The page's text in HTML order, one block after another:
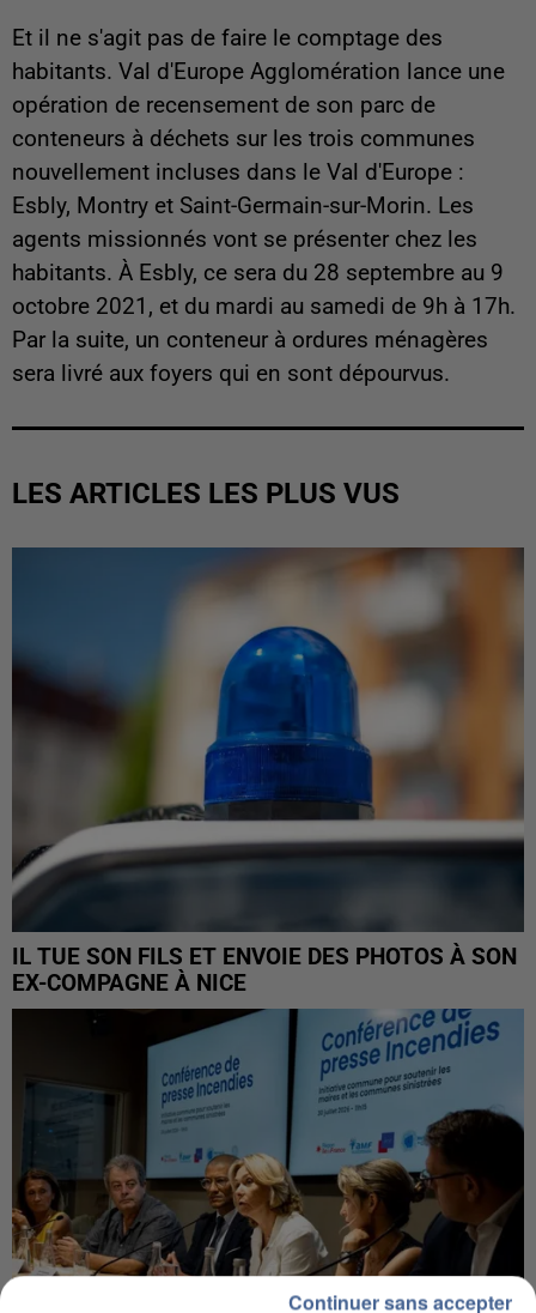
Et il ne s'agit pas de faire le comptage des
habitants. Val d'Europe Agglomération lance une
opération de recensement de son parc de
conteneurs à déchets sur les trois communes
nouvellement incluses dans le Val d'Europe :
Esbly, Montry et Saint-Germain-sur-Morin. Les
agents missionnés vont se présenter chez les
habitants. À Esbly, ce sera du 28 septembre au 9
octobre 2021, et du mardi au samedi de 9h à 17h.
Par la suite, un conteneur à ordures ménagères
sera livré aux foyers qui en sont dépourvus.
LES ARTICLES LES PLUS VUS
IL TUE SON FILS ET ENVOIE DES PHOTOS À SON
EX-COMPAGNE À NICE
Continuer sans accepter